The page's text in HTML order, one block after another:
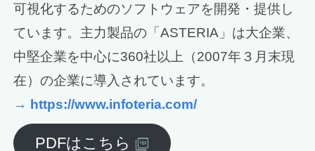
可視化するためのソフトウェアを開発・提供し
ています。主力製品の「ASTERIA」は大企業、
中堅企業を中心に360社以上（2007年３月末現
在）の企業に導入されています。
→ https://www.infoteria.com/
PDFはこちら